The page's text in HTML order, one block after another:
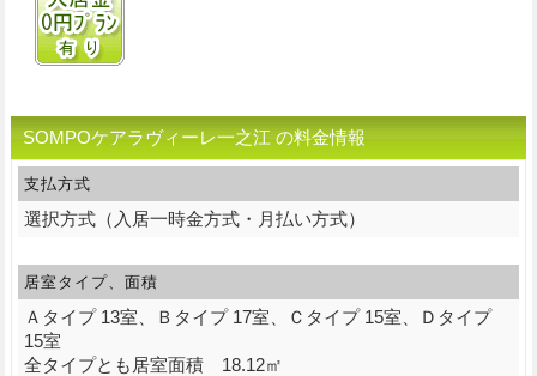
SOMPOケアラヴィーレ一之江 の料金情報
支払方式
選択方式（入居一時金方式・月払い方式）
居室タイプ、面積
Ａタイプ 13室、Ｂタイプ 17室、Ｃタイプ 15室、Ｄタイプ
15室
全タイプとも居室面積 18.12㎡